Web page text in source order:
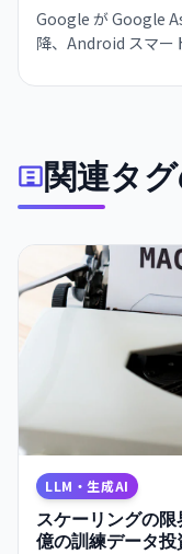
Google が Google
降、Android スマー
ぐが、確率ベースの
関連タ
LLM・生成AI
スケーリングの
億の訓練データ